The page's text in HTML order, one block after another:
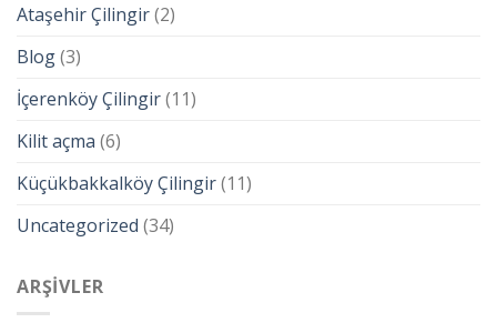
Ataşehir Çilingir(2)
Blog(3)
İçerenköy Çilingir(11)
Kilit açma (6)
Küçükbakkalköy Çilingir(11)
Uncategorized (34)
ARŞIVLER